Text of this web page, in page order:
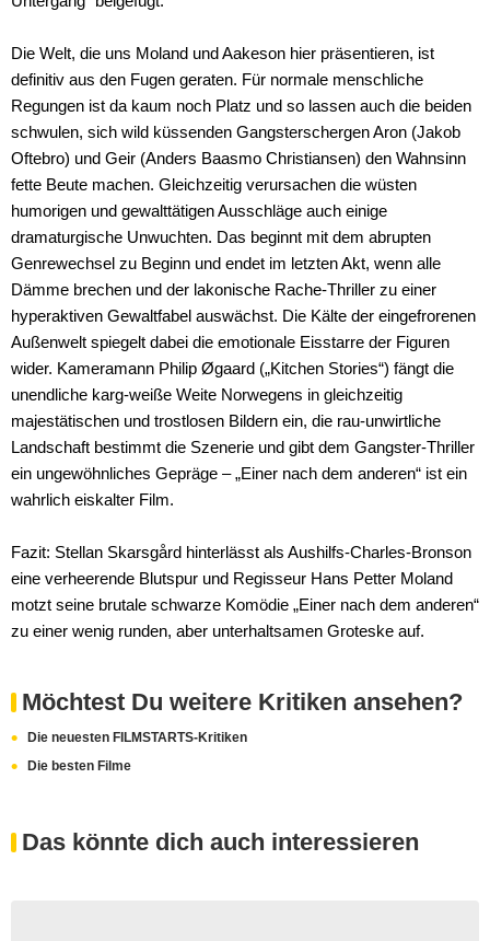
Die Welt, die uns Moland und Aakeson hier präsentieren, ist
definitiv aus den Fugen geraten. Für normale menschliche
Regungen ist da kaum noch Platz und so lassen auch die beiden
schwulen, sich wild küssenden Gangsterschergen Aron (Jakob
Oftebro) und Geir (Anders Baasmo Christiansen) den Wahnsinn
fette Beute machen. Gleichzeitig verursachen die wüsten
humorigen und gewalttätigen Ausschläge auch einige
dramaturgische Unwuchten. Das beginnt mit dem abrupten
Genrewechsel zu Beginn und endet im letzten Akt, wenn alle
Dämme brechen und der lakonische Rache-Thriller zu einer
hyperaktiven Gewaltfabel auswächst. Die Kälte der eingefrorenen
Außenwelt spiegelt dabei die emotionale Eisstarre der Figuren
wider. Kameramann Philip Øgaard („Kitchen Stories“) fängt die
unendliche karg-weiße Weite Norwegens in gleichzeitig
majestätischen und trostlosen Bildern ein, die rau-unwirtliche
Landschaft bestimmt die Szenerie und gibt dem Gangster-Thriller
ein ungewöhnliches Gepräge – „Einer nach dem anderen“ ist ein
wahrlich eiskalter Film.
Fazit: Stellan Skarsgård hinterlässt als Aushilfs-Charles-Bronson
eine verheerende Blutspur und Regisseur Hans Petter Moland
motzt seine brutale schwarze Komödie „Einer nach dem anderen“
zu einer wenig runden, aber unterhaltsamen Groteske auf.
Möchtest Du weitere Kritiken ansehen?
Die neuesten FILMSTARTS-Kritiken
Die besten Filme
Das könnte dich auch interessieren